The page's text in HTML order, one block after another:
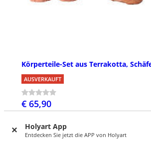
Holyart App
Entdecken Sie jetzt die APP von Holyart
Körperteile-Set aus Terrakotta,
AUSVERKAUFT
€ 65,90